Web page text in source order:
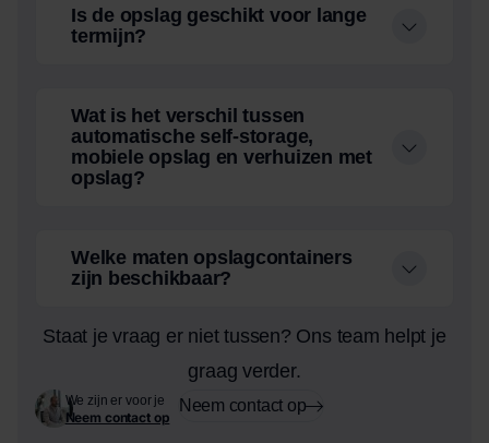
Is de opslag geschikt voor lange
termijn?
Wat is het verschil tussen
automatische self-storage,
mobiele opslag en verhuizen met
opslag?
Welke maten opslagcontainers
zijn beschikbaar?
Staat je vraag er niet tussen? Ons team helpt je
graag verder.
We zijn er voor je
Neem contact op
Neem contact op